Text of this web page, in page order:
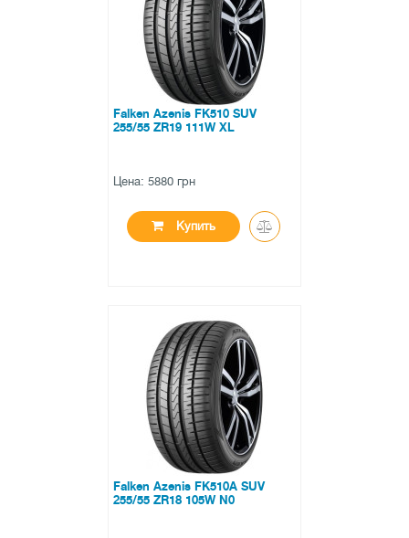
Falken Azenis FK510 SUV
255/55 ZR19 111W XL
Цена: 5880 грн
Купить
в наличии
0 отзывов
Falken Azenis FK510A SUV
255/55 ZR18 105W N0